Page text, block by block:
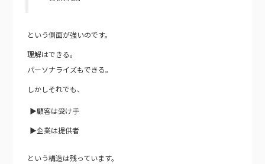
という側面が強いのです。
理解はできる。
パーソナライズもできる。
しかしそれでも、
▶顧客は受け手
▶企業は提供者
という構造は残っています。